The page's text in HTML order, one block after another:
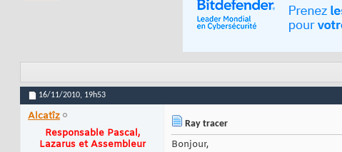
16/11/2010, 19h53
Alcatîz
Responsable Pascal,
Lazarus et Assembleur
Ray tracer
Bonjour,